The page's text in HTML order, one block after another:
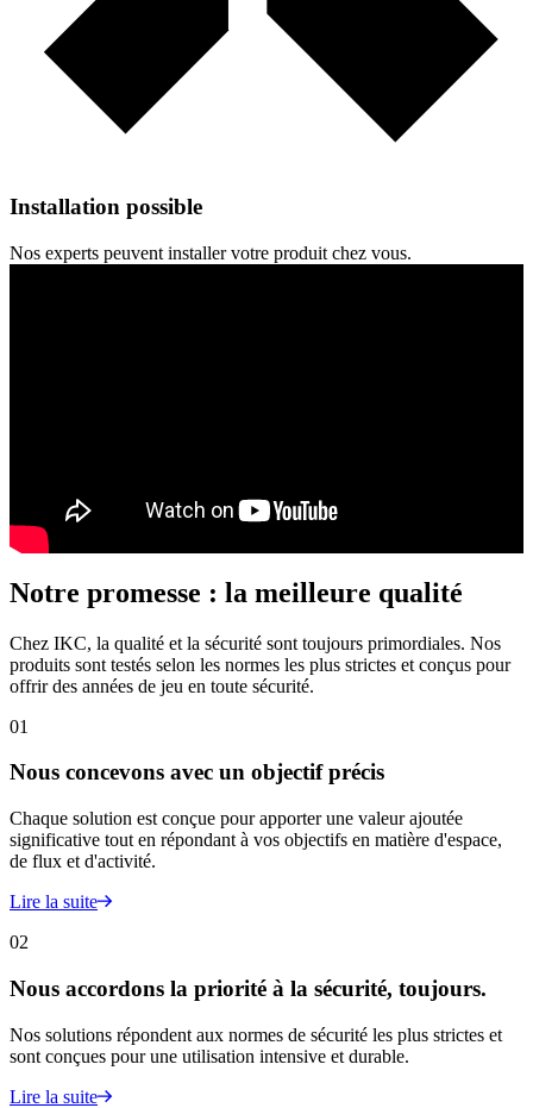
Installation possible
Nos experts peuvent installer votre produit chez vous.
Notre promesse : la meilleure qualité
Chez IKC, la qualité et la sécurité sont toujours primordiales. Nos
produits sont testés selon les normes les plus strictes et conçus pour
offrir des années de jeu en toute sécurité.
01
Nous concevons avec un objectif précis
Chaque solution est conçue pour apporter une valeur ajoutée
significative tout en répondant à vos objectifs en matière d'espace,
de flux et d'activité.
Lire la suite
02
Nous accordons la priorité à la sécurité, toujours.
Nos solutions répondent aux normes de sécurité les plus strictes et
sont conçues pour une utilisation intensive et durable.
Lire la suite